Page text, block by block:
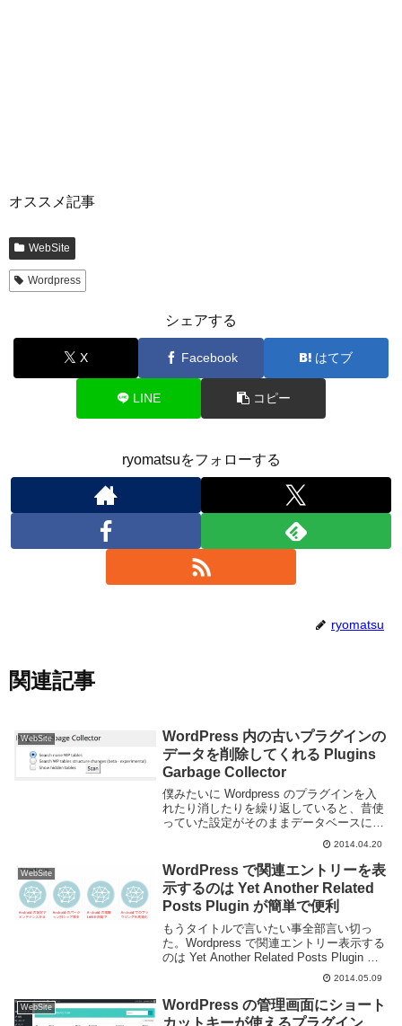
オススメ記事
WebSite
Wordpress
シェアする
X Facebook はてブ
LINE コピー
ryomatsuをフォローする
ryomatsu
関連記事
WebSite
WordPress 内の古いプラグインの
データを削除してくれる Plugins
Garbage Collector
僕みたいに Wordpress のプラグインを入
れたり消したりを繰り返していると、昔使
っていた設定がそのままデータベースに残
っていて邪魔になったりします。実際そん
な気にするほどでは無いと思うけど、いら
ないものは削除してしまいましょうという
時...
2014.04.20
WebSite
WordPress で関連エントリーを表
示するのは Yet Another Related
Posts Plugin が簡単で便利
もうタイトルで言いたい事全部言い切っ
た。Wordpress で関連エントリー表示する
のは Yet Another Related Posts Plugin を
利用するのが簡単です。サムネも出せま
す。表示するエントリーもある程度いじれ
ます。R...
2014.05.09
WebSite
WordPress の管理画面にショート